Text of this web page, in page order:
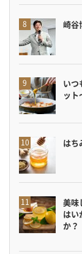
崎谷
いつ
ット
はち
美味
はい
か？